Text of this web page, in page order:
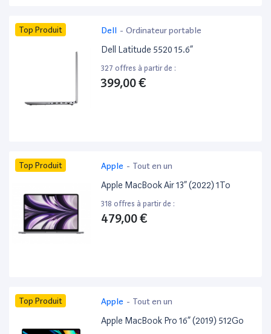
Top Produit Dell - Ordinateur portable
Dell Latitude 5520 15.6”
327 offres à partir de :
399,00 €
Top Produit Apple - Tout en un
Apple MacBook Air 13” (2022) 1To
318 offres à partir de :
479,00 €
Top Produit Apple - Tout en un
Apple MacBook Pro 16” (2019) 512Go